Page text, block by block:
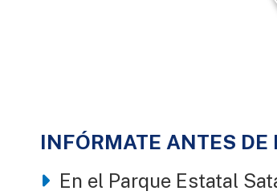
Body
INFÓRMATE ANTES DE
En el Parque Estatal